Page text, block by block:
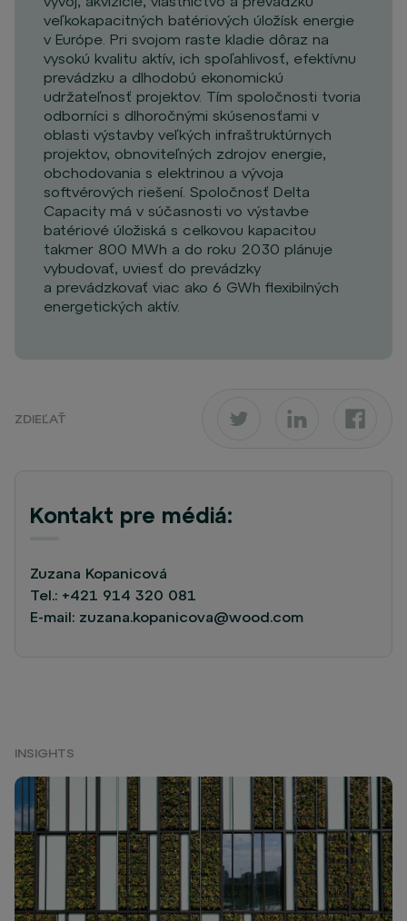
ZDIEĽAŤ
veľkokapacitných batériových úložísk energie
v Európe. Pri svojom raste kladie dôraz na
vysokú kvalitu aktív, ich spoľahlivosť, efektívnu
prevádzku a dlhodobú ekonomickú
udržateľnosť projektov. Tím spoločnosti tvoria
odborníci s dlhoročnými skúsenosťami v
oblasti výstavby veľkých infraštruktúrnych
projektov, obnoviteľných zdrojov energie,
obchodovania s elektrinou a vývoja
softvérových riešení. Spoločnosť Delta
Capacity má v súčasnosti vo výstavbe
batériové úložiská s celkovou kapacitou
takmer 800 MWh a do roku 2030 plánuje
vybudovať, uviesť do prevádzky
a prevádzkovať viac ako 6 GWh flexibilných
energetických aktív.
Kontakt pre médiá:
Zuzana Kopanicová
Tel.: +421 914 320 081
E-mail: zuzana.kopanicova@wood.com
INSIGHTS